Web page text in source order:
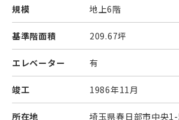
規模 地上6階
基準階面積 209.67坪
エレベーター 有
竣工 1986年11月
所在地 埼玉県春日部市中央